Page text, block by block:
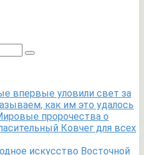
впервые уловили свет за
как им это удалось
пророчества о
Ковчег для всех
искусство Восточной